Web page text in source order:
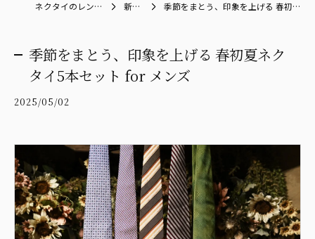
ネクタイのレンタルならShare in 新着情報 季節をまとう、印象を上げる 春初夏ネクタイ5本セット for メンズ
季節をまとう、印象を上げる 春初夏ネク
タイ5本セット for メンズ
2025/05/02